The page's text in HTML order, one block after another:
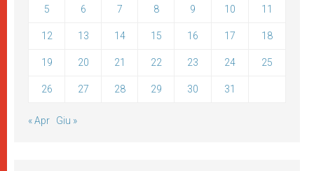
5 6 7 8 9 10 11
12 13 14 15 16 17 18
19 20 21 22 23 24 25
26 27 28 29 30 31
« Apr Giu »